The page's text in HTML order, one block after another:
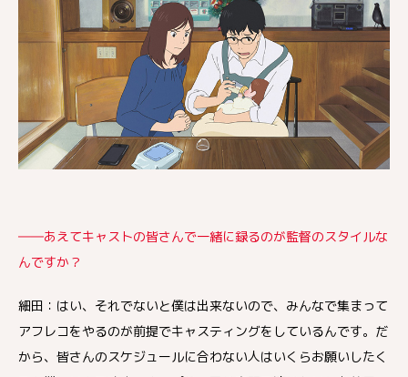
――あえてキャストの皆さんで一緒に録るのが監督のスタイルな
んですか？
細田：はい、それでないと僕は出来ないので、みんなで集まって
アフレコをやるのが前提でキャスティングをしているんです。だ
から、皆さんのスケジュールに合わない人はいくらお願いしたく